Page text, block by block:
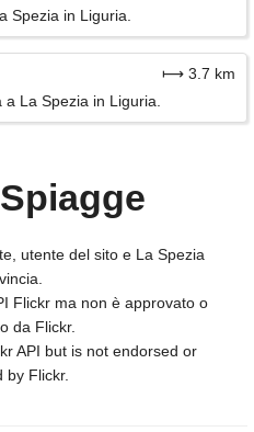
Spezia in Liguria.
⟼ 3.7 km
La Spezia in Liguria.
utente del sito e La Spezia
Flickr ma non è approvato o
da Flickr.
API but is not endorsed or
by Flickr.